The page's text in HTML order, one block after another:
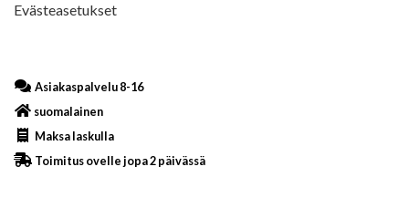
Evästeasetukset
Asiakaspalvelu 8-16
suomalainen
Maksa laskulla
Toimitus ovelle jopa 2 päivässä